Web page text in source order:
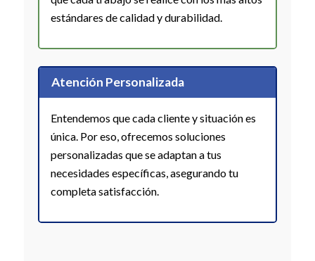
estándares de calidad y durabilidad.
Atención Personalizada
Entendemos que cada cliente y situación es
única. Por eso, ofrecemos soluciones
personalizadas que se adaptan a tus
necesidades específicas, asegurando tu
completa satisfacción.